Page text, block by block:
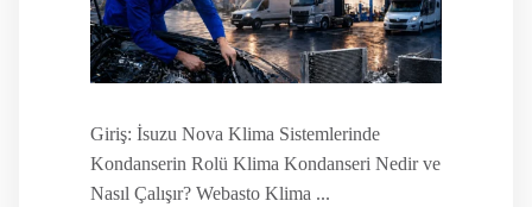
Giriş: İsuzu Nova Klima Sistemlerinde
Kondanserin Rolü Klima Kondanseri Nedir ve
Nasıl Çalışır? Webasto Klima ...